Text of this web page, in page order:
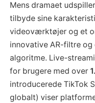
Mens dramaet
tilbyde sine
videoværktøjer og et
innovative AR-filtre og
algoritme. Live-
for brugere med over
introducerede TikTok
globalt) viser